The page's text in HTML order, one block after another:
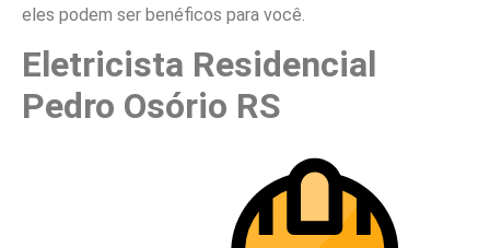
eles podem ser benéficos para você.
Eletricista Residencial
Pedro Osório RS